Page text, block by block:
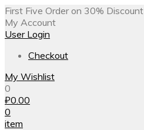
First Five Order on 30% Discount
My Account
User Login
Checkout
My Wishlist
0
₽0.00
0
item